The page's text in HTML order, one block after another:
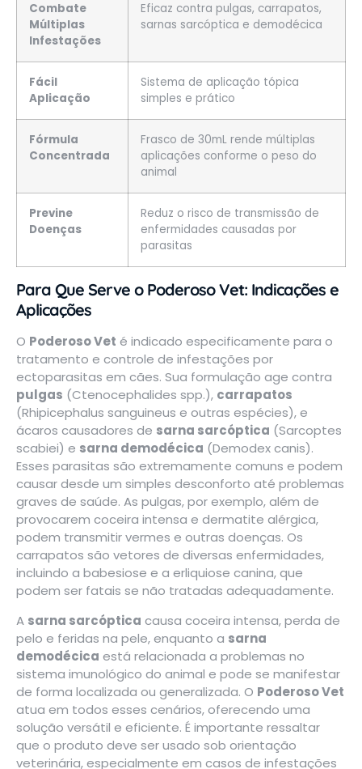
Combate
Múltiplas
Infestações
Eficaz contra pulgas, carrapatos,
sarnas sarcóptica e demodécica
Fácil
Aplicação
Sistema de aplicação tópica
simples e prático
Fórmula
Concentrada
Frasco de 30mL rende múltiplas
aplicações conforme o peso do
animal
Previne
Doenças
Reduz o risco de transmissão de
enfermidades causadas por
parasitas
Para Que Serve o Poderoso Vet: Indicações e
Aplicações
O Poderoso Vet é indicado especificamente para o
tratamento e controle de infestações por
ectoparasitas em cães. Sua formulação age contra
pulgas (Ctenocephalides spp.), carrapatos
(Rhipicephalus sanguineus e outras espécies), e
ácaros causadores de sarna sarcóptica (Sarcoptes
scabiei) e sarna demodécica (Demodex canis).
Esses parasitas são extremamente comuns e podem
causar desde um simples desconforto até problemas
graves de saúde. As pulgas, por exemplo, além de
provocarem coceira intensa e dermatite alérgica,
podem transmitir vermes e outras doenças. Os
carrapatos são vetores de diversas enfermidades,
incluindo a babesiose e a erliquiose canina, que
podem ser fatais se não tratadas adequadamente.
A sarna sarcóptica causa coceira intensa, perda de
pelo e feridas na pele, enquanto a sarna
demodécica está relacionada a problemas no
sistema imunológico do animal e pode se manifestar
de forma localizada ou generalizada. O Poderoso Vet
atua em todos esses cenários, oferecendo uma
solução versátil e eficiente. É importante ressaltar
que o produto deve ser usado sob orientação
veterinária, especialmente em casos de infestações